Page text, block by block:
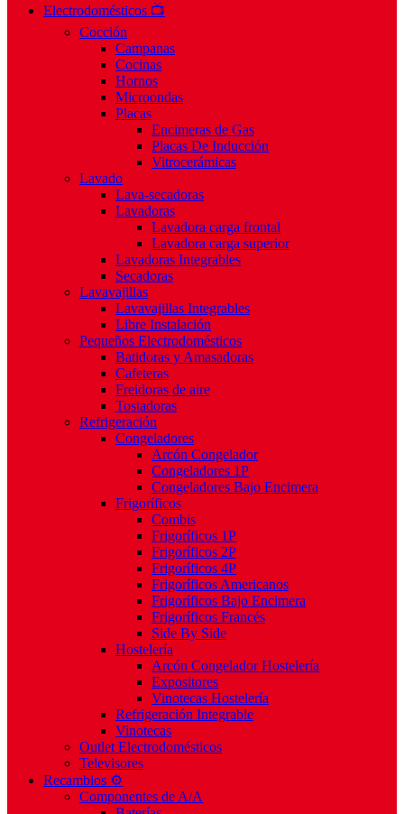
Electrodomésticos 📺
Cocción
Campanas
Cocinas
Hornos
Microondas
Placas
Encimeras de Gas
Placas De Inducción
Vitrocerámicas
Lavado
Lava-secadoras
Lavadoras
Lavadora carga frontal
Lavadora carga superior
Lavadoras Integrables
Secadoras
Lavavajillas
Lavavajillas Integrables
Libre Instalación
Pequeños Electrodomésticos
Batidoras y Amasadoras
Cafeteras
Freidoras de aire
Tostadoras
Refrigeración
Congeladores
Arcón Congelador
Congeladores 1P
Congeladores Bajo Encimera
Frigoríficos
Combis
Frigoríficos 1P
Frigoríficos 2P
Frigoríficos 4P
Frigoríficos Americanos
Frigoríficos Bajo Encimera
Frigoríficos Francés
Side By Side
Hostelería
Arcón Congelador Hostelería
Expositores
Vinotecas Hostelería
Refrigeración Integrable
Vinotecas
Outlet Electrodomésticos
Televisores
Recambios ⚙️
Componentes de A/A